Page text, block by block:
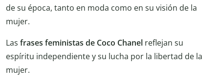
de su época, tanto en moda como en su visión de la
mujer.
Las frases feministas de Coco Chanel reflejan su
espíritu independiente y su lucha por la libertad de la
mujer.